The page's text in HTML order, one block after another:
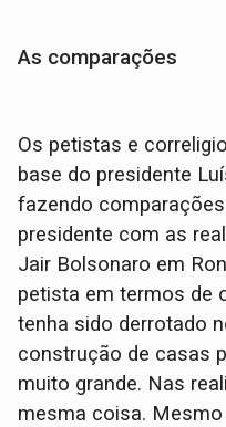
As comparações
Os petistas e
base do presidente
fazendo
presidente com as
Jair Bolsonaro em
petista em termos de
tenha sido derrotado
construção de casas
muito grande. Nas
mesma coisa.